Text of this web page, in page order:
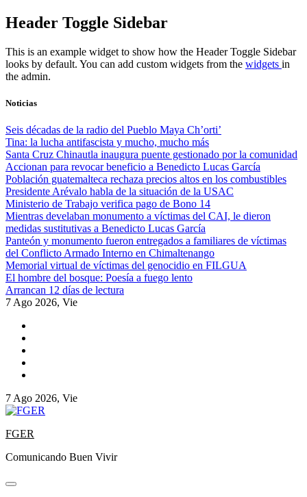
Skip
to
Header Toggle Sidebar
This is an example widget to show how the Header Toggle Sidebar
looks by default. You can add custom widgets from the widgets in
the admin.
Noticias
Seis décadas de la radio del Pueblo Maya Ch’orti’
Tina: la lucha antifascista y mucho, mucho más
Santa Cruz Chinautla inaugura puente gestionado por la comunidad
Accionan para revocar beneficio a Benedicto Lucas García
Población guatemalteca rechaza precios altos en los combustibles
Presidente Arévalo habla de la situación de la USAC
Ministerio de Trabajo verifica pago de Bono 14
Mientras develaban monumento a víctimas del CAI, le dieron
medidas sustitutivas a Benedicto Lucas García
Panteón y monumento fueron entregados a familiares de víctimas
del Conflicto Armado Interno en Chimaltenango
Memorial virtual de víctimas del genocidio en FILGUA
El hombre del bosque: Poesía a fuego lento
Arrancan 12 días de lectura
7 Ago 2026, Vie
7 Ago 2026, Vie
FGER
Comunicando Buen Vivir